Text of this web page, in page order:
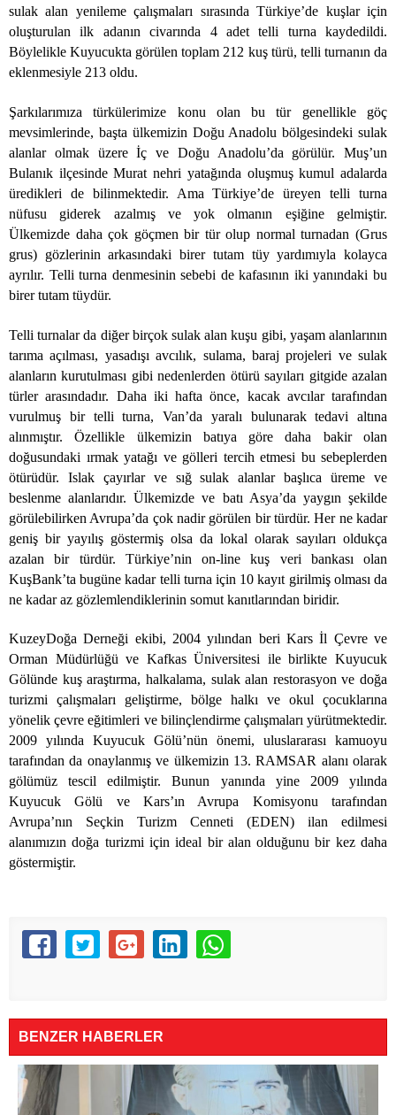
sulak alan yenileme çalışmaları sırasında Türkiye’de kuşlar için
oluşturulan ilk adanın civarında 4 adet telli turna kaydedildi.
Böylelikle Kuyucukta görülen toplam 212 kuş türü, telli turnanın da
eklenmesiyle 213 oldu.
Şarkılarımıza türkülerimize konu olan bu tür genellikle göç
mevsimlerinde, başta ülkemizin Doğu Anadolu bölgesindeki sulak
alanlar olmak üzere İç ve Doğu Anadolu’da görülür. Muş’un
Bulanık ilçesinde Murat nehri yatağında oluşmuş kumul adalarda
üredikleri de bilinmektedir. Ama Türkiye’de üreyen telli turna
nüfusu giderek azalmış ve yok olmanın eşiğine gelmiştir.
Ülkemizde daha çok göçmen bir tür olup normal turnadan (Grus
grus) gözlerinin arkasındaki birer tutam tüy yardımıyla kolayca
ayrılır. Telli turna denmesinin sebebi de kafasının iki yanındaki bu
birer tutam tüydür.
Telli turnalar da diğer birçok sulak alan kuşu gibi, yaşam alanlarının
tarıma açılması, yasadışı avcılık, sulama, baraj projeleri ve sulak
alanların kurutulması gibi nedenlerden ötürü sayıları gitgide azalan
türler arasındadır. Daha iki hafta önce, kacak avcılar tarafından
vurulmuş bir telli turna, Van’da yaralı bulunarak tedavi altına
alınmıştır. Özellikle ülkemizin batıya göre daha bakir olan
doğusundaki ırmak yatağı ve gölleri tercih etmesi bu sebeplerden
ötürüdür. Islak çayırlar ve sığ sulak alanlar başlıca üreme ve
beslenme alanlarıdır. Ülkemizde ve batı Asya’da yaygın şekilde
görülebilirken Avrupa’da çok nadir görülen bir türdür. Her ne kadar
geniş bir yayılış göstermiş olsa da lokal olarak sayıları oldukça
azalan bir türdür. Türkiye’nin on-line kuş veri bankası olan
KuşBank’ta bugüne kadar telli turna için 10 kayıt girilmiş olması da
ne kadar az gözlemlendiklerinin somut kanıtlarından biridir.
KuzeyDoğa Derneği ekibi, 2004 yılından beri Kars İl Çevre ve
Orman Müdürlüğü ve Kafkas Üniversitesi ile birlikte Kuyucuk
Gölünde kuş araştırma, halkalama, sulak alan restorasyon ve doğa
turizmi çalışmaları geliştirme, bölge halkı ve okul çocuklarına
yönelik çevre eğitimleri ve bilinçlendirme çalışmaları yürütmektedir.
2009 yılında Kuyucuk Gölü’nün önemi, uluslararası kamuoyu
tarafından da onaylanmış ve ülkemizin 13. RAMSAR alanı olarak
gölümüz tescil edilmiştir. Bunun yanında yine 2009 yılında
Kuyucuk Gölü ve Kars’ın Avrupa Komisyonu tarafından
Avrupa’nın Seçkin Turizm Cenneti (EDEN) ilan edilmesi
alanımızın doğa turizmi için ideal bir alan olduğunu bir kez daha
göstermiştir.
BENZER HABERLER